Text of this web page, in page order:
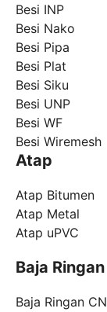
Besi INP
Besi Nako
Besi Pipa
Besi Plat
Besi Siku
Besi UNP
Besi WF
Besi Wiremesh
Atap
Atap Bitumen
Atap Metal
Atap uPVC
Baja Ringan
Baja Ringan